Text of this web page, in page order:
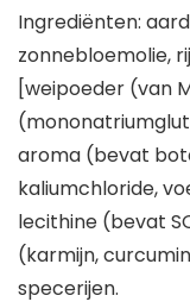
Ingrediënten:
zonnebloemolie,
[weipoeder (van
aroma (bevat
kaliumchloride,
lecithine (bevat
(karmijn,
specerijen.